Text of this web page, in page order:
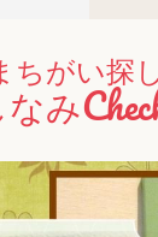
ちがい探
み